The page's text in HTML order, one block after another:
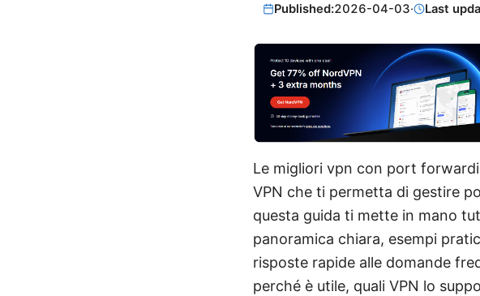
Published:2026-04-03· Last
Le migliori vpn con port
VPN che ti permetta di gestire
questa guida ti mette in mano
panoramica chiara, esempi
risposte rapide alle domande
perché è utile, quali VPN lo